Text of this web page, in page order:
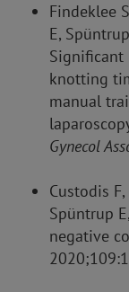
Findeklee
E,
Significant
knotting
manual
Gynecol
Custodis
Spüntrup
negative